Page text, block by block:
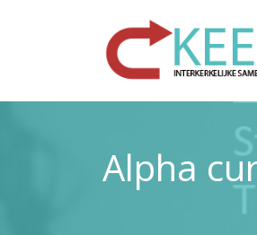
Alpha